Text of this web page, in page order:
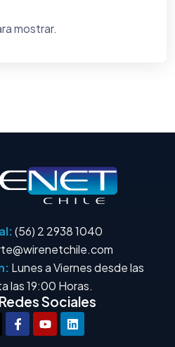
mostrar.
(56) 2 2938 1040
Lunes a Viernes desde las
las 19:00 Horas.
Sociales